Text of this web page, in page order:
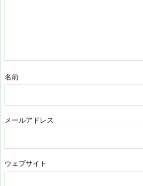
名前
メールアドレス
ウェブサイト